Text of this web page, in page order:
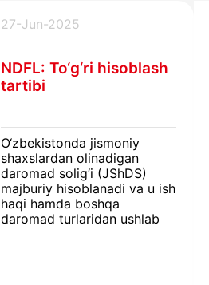
27-Jun-2025
NDFL: To‘g‘ri hisoblash
tartibi
O‘zbekistonda jismoniy
shaxslardan olinadigan
daromad solig‘i (JShDS)
majburiy hisoblanadi va u ish
haqi hamda boshqa
daromad turlaridan ushlab